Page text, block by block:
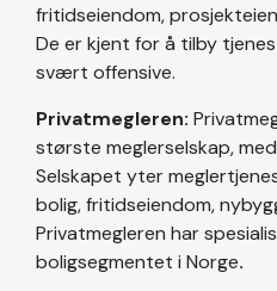
fritidseiendom,
De er kjent for å tilby
svært offensive.
Privatmegleren:
største meglerselskap,
Selskapet yter
bolig, fritidseiendom,
Privatmegleren har
boligsegmentet i Norge.